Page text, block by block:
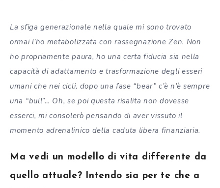
La sfiga generazionale nella quale mi sono trovato
ormai l’ho metabolizzata con rassegnazione Zen. Non
ho propriamente paura, ho una certa fiducia sia nella
capacità di adattamento e trasformazione degli esseri
umani che nei cicli, dopo una fase “bear” c’è n’è sempre
una “bull”… Oh, se poi questa risalita non dovesse
esserci, mi consolerò pensando di aver vissuto il
momento adrenalinico della caduta libera finanziaria.
Ma vedi un modello di vita differente da
quello attuale? Intendo sia per te che a